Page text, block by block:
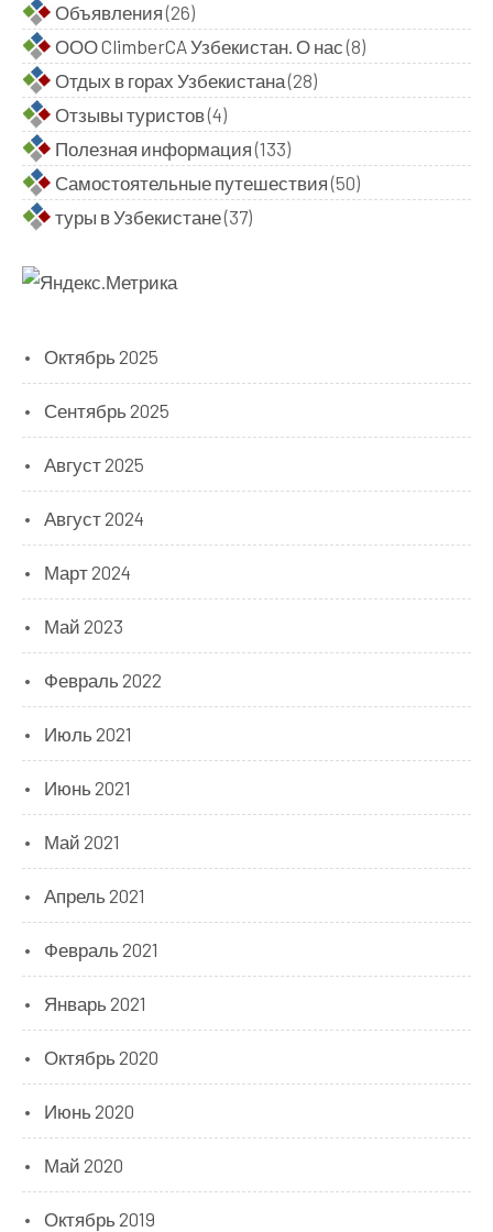
Объявления(26)
ООО ClimberCA Узбекистан. О нас(8)
Отдых в горах Узбекистана(28)
Отзывы туристов(4)
Полезная информация(133)
Самостоятельные путешествия(50)
туры в Узбекистане(37)
Октябрь 2025
Сентябрь 2025
Август 2025
Август 2024
Март 2024
Май 2023
Февраль 2022
Июль 2021
Июнь 2021
Май 2021
Апрель 2021
Февраль 2021
Январь 2021
Октябрь 2020
Июнь 2020
Май 2020
Октябрь 2019